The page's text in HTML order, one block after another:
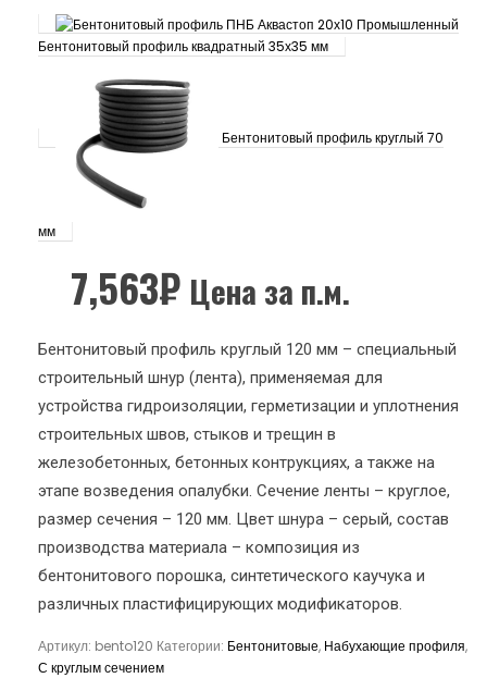
Бентонитовый профиль квадратный 35х35 мм
Бентонитовый профиль круглый 70
мм
7,563₽ Цена за п.м.
Бентонитовый профиль круглый 120 мм – специальный
строительный шнур (лента), применяемая для
устройства гидроизоляции, герметизации и уплотнения
строительных швов, стыков и трещин в
железобетонных, бетонных контрукциях, а также на
этапе возведения опалубки. Сечение ленты – круглое,
размер сечения – 120 мм. Цвет шнура – серый, состав
производства материала – композиция из
бентонитового порошка, синтетического каучука и
различных пластифицирующих модификаторов.
Артикул: bento120 Категории: Бентонитовые, Набухающие профиля,
С круглым сечением